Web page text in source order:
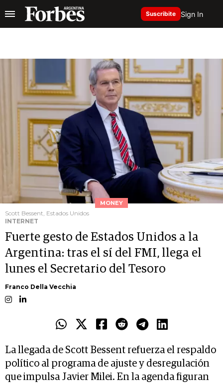
Suscribite Sign In
MONEY
Scott Bessent, Estados Unidos
INTERNET
Fuerte gesto de Estados Unidos a la
Argentina: tras el sí del FMI, llega el
lunes el Secretario del Tesoro
Franco Della Vecchia
La llegada de Scott Bessent refuerza el respaldo
político al programa de ajuste y desregulación
que impulsa Javier Milei. En la agenda figuran